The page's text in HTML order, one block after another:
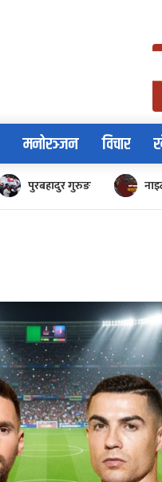
मनोरञ्जन विचार
पुरबहादुर गुरुङ